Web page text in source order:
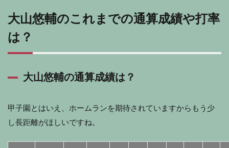
大山悠輔のこれまでの通算成績や打率
は？
大山悠輔の通算成績は？
甲子園とはいえ、ホームランを期待されていますからもう少
し長距離がほしいですね。